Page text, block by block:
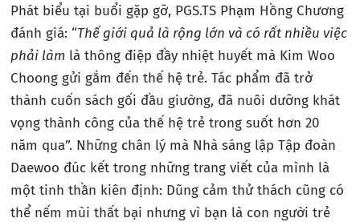
Phát biểu tại buổi gặp gỡ, PGS.TS Phạm Hồng Chương
đánh giá: “Thế giới quả là rộng lớn và có rất nhiều việc
phải làm là thông điệp đầy nhiệt huyết mà Kim Woo
Choong gửi gắm đến thế hệ trẻ. Tác phẩm đã trở
thành cuốn sách gối đầu giường, đã nuôi dưỡng khát
vọng thành công của thế hệ trẻ trong suốt hơn 20
năm qua”. Những chân lý mà Nhà sáng lập Tập đoàn
Daewoo đúc kết trong những trang viết của mình là
một tinh thần kiên định: Dũng cảm thử thách cũng có
thể nếm mùi thất bại nhưng vì bạn là con người trẻ